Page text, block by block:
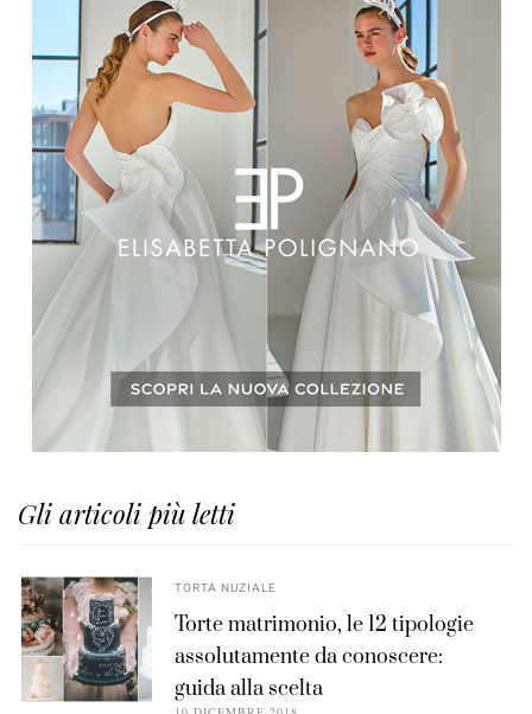
Gli articoli più letti
TORTA NUZIALE
Torte matrimonio, le 12 tipologie
assolutamente da conoscere:
guida alla scelta